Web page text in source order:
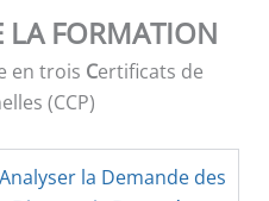
LA FORMATION
en trois Certificats de
(CCP)
la Demande des